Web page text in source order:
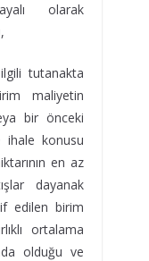
olarak
tutanakta
maliyetin
bir önceki
ihale konusu
en az
dayanak
edilen birim
ortalama
olduğu ve